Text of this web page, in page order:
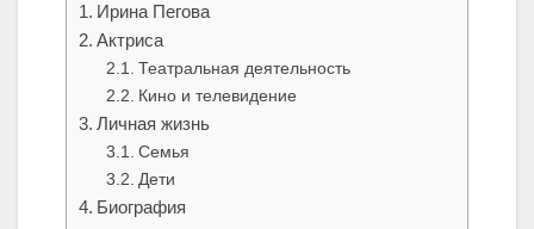
Ирина Пегова
Актриса
Театральная деятельность
Кино и телевидение
Личная жизнь
Семья
Дети
Биография